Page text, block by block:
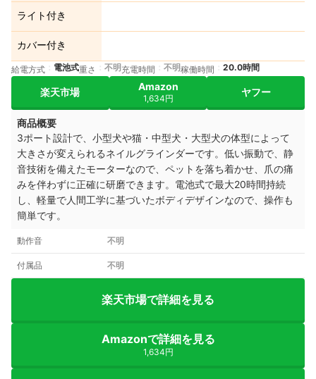
ライト付き
カバー付き
給電方式 電池式重さ 不明 充電時間 不明稼働時間 20.0時間
楽天市場 Amazon
1,634円
ヤフー
商品概要
3ポート設計で、小型犬や猫・中型犬・大型犬の体型によって
大きさが変えられるネイルグラインダーです。低い振動で、静
音技術を備えたモーターなので、ペットを落ち着かせ、爪の痛
みを伴わずに正確に研磨できます。電池式で最大20時間持続
し、軽量で人間工学に基づいたボディデザインなので、操作も
簡単です。
動作音 不明
付属品 不明
楽天市場で詳細を見る
Amazonで詳細を見る
1,634円